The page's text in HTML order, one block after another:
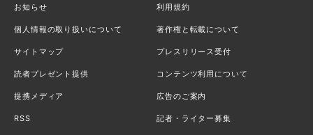
お知らせ 利用規約
個人情報の取り扱いについて 著作権と転載について
サイトマップ プレスリリース受付
読者プレゼント提供 コンテンツ利用について
提携メディア 広告のご案内
RSS 記者・ライター募集